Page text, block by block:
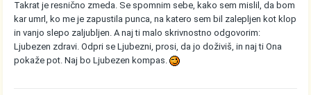
Takrat je resnično zmeda. Se spomnim sebe, kako sem mislil, da bom
kar umrl, ko me je zapustila punca, na katero sem bil zalepljen kot klop
in vanjo slepo zaljubljen. A naj ti malo skrivnostno odgovorim:
Ljubezen zdravi. Odpri se Ljubezni, prosi, da jo doživiš, in naj ti Ona
pokaže pot. Naj bo Ljubezen kompas.